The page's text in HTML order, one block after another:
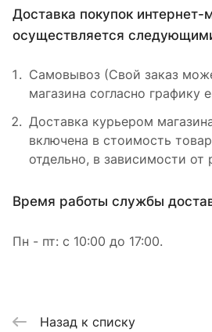
Доставка покупок интернет-
осуществляется
Самовывоз (Свой заказ
магазина согласно графику
Доставка курьером
включена в стоимость
отдельно, в зависимости от
Время работы службы
Пн - пт: с 10:00 до 17:00.
Назад к списку